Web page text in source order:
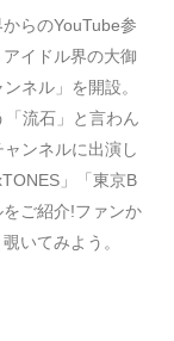
らのYouTube参
イドル界の大御
ネル」を開設。
流石」と言わん
ンネルに出演し
」「東京B
ご紹介!ファンか
いてみよう。